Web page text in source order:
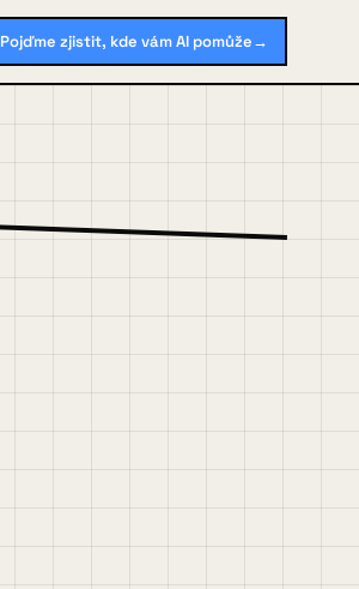
Pojďme zjistit, kde vám AI pomůže→